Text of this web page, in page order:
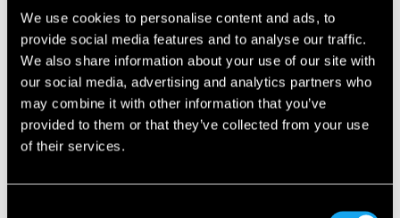
We use cookies to personalise content and ads, to
provide social media features and to analyse our traffic.
We also share information about your use of our site with
our social media, advertising and analytics partners who
may combine it with other information that you’ve
provided to them or that they’ve collected from your use
of their services.